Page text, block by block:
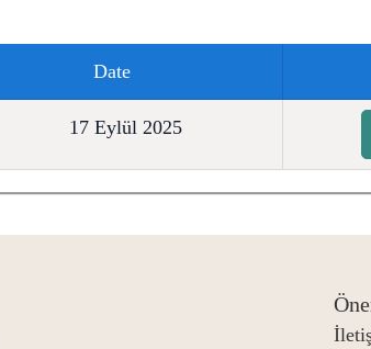
Date
17 Eylül 2025